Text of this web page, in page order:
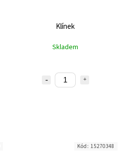
Klínek
Skladem
Kód: 15270348